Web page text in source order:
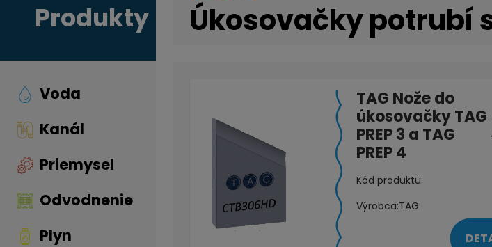
Produkty
Voda
Kanál
Priemysel
Odvodnenie
Plyn
Úkosovačky potrubí
TAG Nože do
úkosovačky TAG
PREP 3 a TAG
PREP 4
Kód produktu:
Výrobca:TAG